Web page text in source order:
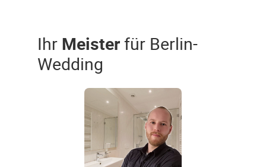
Ihr Meisterfür Berlin-
Wedding